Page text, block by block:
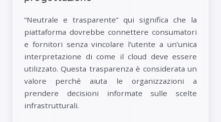
“Neutrale e trasparente” qui significa che la
piattaforma dovrebbe connettere consumatori
e fornitori senza vincolare l’utente a un’unica
interpretazione di come il cloud deve essere
utilizzato. Questa trasparenza è considerata un
valore perché aiuta le organizzazioni a
prendere decisioni informate sulle scelte
infrastrutturali.